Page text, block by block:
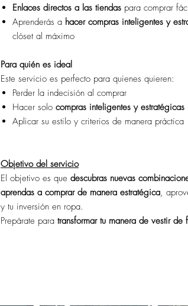
Enlaces directos a las tiendas para comprar
Aprenderás a hacer compras inteligentes y
clóset al máximo
Para quién es ideal
Este servicio es perfecto para quienes quieren:
Perder la indecisión al comprar
Hacer solo compras inteligentes y estratégicas
Aplicar su estilo y criterios de manera práctica
Objetivo del servicio
El objetivo es que descubras nuevas
aprendas a comprar de manera estratégica,
y tu inversión en ropa.
Prepárate para transformar tu manera de vestir